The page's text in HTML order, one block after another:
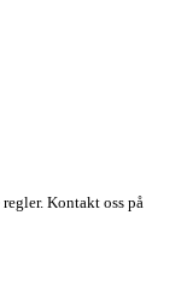
Kontakt oss på